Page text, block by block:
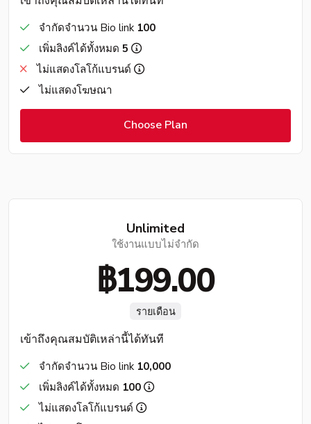
จำกัดจำนวน Bio link 100
เพิ่มลิงค์ได้ทั้งหมด 5
ไม่แสดงโลโก้แบรนด์
ไม่แสดงโฆษณา
Choose Plan
Unlimited
ใช้งานแบบไม่จำกัด
฿199.00
รายเดือน
เข้าถึงคุณสมบัติเหล่านี้ได้ทันที
จำกัดจำนวน Bio link 10,000
เพิ่มลิงค์ได้ทั้งหมด 100
ไม่แสดงโลโก้แบรนด์